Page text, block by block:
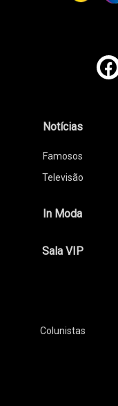
Notícias
Famosos
Televisão
In Moda
Sala VIP
Colunistas